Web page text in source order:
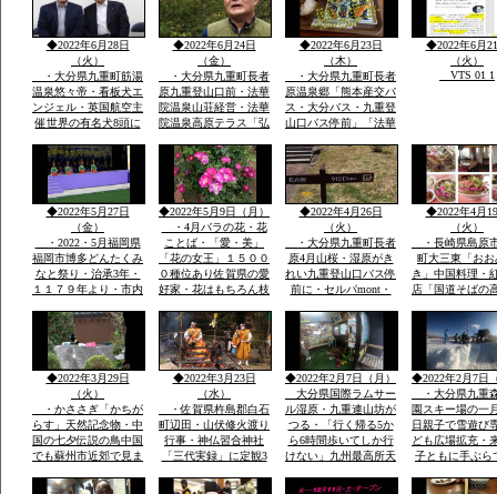
今度は世界の8頭に選
定されました英国航空
から
いらぎ「貝柱」竹崎カ
ニは追加で1杯￥３０
００円ぐらい・温泉は
温度が
地区はもちろん町内外
から水汲みが絶えませ
ん
◆2022年6月28日
（火）
・大分県九重町筋湯
温泉悠々帝・看板犬エ
ンジェル・英国航空主
催世界の有名犬8頭に
国航空より日本政府観
光局ロンドン事務所か
ら連絡日本一は楽天サ
イトで2回日本一選定
英文そのまま提示
◆2022年6月24日
（金）
・大分県九重町長者
原九重登山口前・法華
院温泉山荘経営・法華
院温泉高原テラス「弘
素泊まり￥７０００円
温泉￥５００レストラ
ンあり・
https://chinanews.jp
公式
◆2022年6月23日
（木）
・大分県九重町長者
原温泉郷「熊本産交バ
ス・大分バス・九重登
山口バス停前」「法華
プ・・法華院山荘高原
テラス「」一泊￥７０
００「素泊まりok]・
自家温泉￥５００・食
事１０００円から
◆2022年6月
（火）
VTS 01 1
◆2022年5月27日
（金）
・2022・5月福岡県
福岡市博多どんたくみ
なと祭り・治承3年・
１１７９年より・市内
けられ「松ばやし」を
起源として市民のお祭
り
◆2022年5月9日（月）
・4月バラの花・花
ことば・「愛・美」
「花の女王」１５００
０種位あり佐賀県の愛
好家・花はもちろん枝
と葉も花もつやあり
◆2022年4月26日
（火）
・大分県九重町長者
原4月山桜・湿原がき
れい九重登山口バス停
前に・セルパmont・
法華院温泉高原テラス
食堂「９１０・・くじ
ゅうdiner]で九重夢ポ
ークで食事
◆2022年4月
（火）
・長崎県島原
町大三東「おお
き」中国料理・
店「国道そばの
中国風のお店・
袋の本格的な中
有名店で大学通
がら修業
◆2022年3月29日
（火）
・かささぎ「かちが
らす」天然記念物・中
国の七夕伝説の鳥中国
でも蘇州市近郊で見ま
鳴くきます・・・黒い
◆2022年3月23日
（水）
・佐賀県杵島郡白石
町辺田・山伏修火渡り
行事・神仏習合神社
「三代実録」に定観3
坊一大霊場有・龍造寺
◆2022年2月7日（月）
大分県国際ラムサー
ル湿原・九重連山坊が
つる・「行く帰る5か
ら6時間歩いてしか行
けない」九州最高所天
の冬１月ー３。ｃ
◆2022年2月7日
・大分県九重
園スキー場の一
日親子で雪遊び
ども広場拡充・
子ともに手ぶら
アサイズ用